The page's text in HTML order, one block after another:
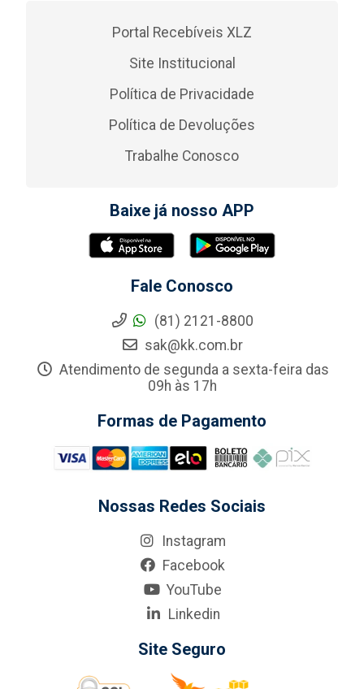
Portal Recebíveis XLZ
Site Institucional
Política de Privacidade
Política de Devoluções
Trabalhe Conosco
Baixe já nosso APP
Fale Conosco
(81) 2121-8800
sak@kk.com.br
Atendimento de segunda a sexta-feira das
09h às 17h
Formas de Pagamento
Nossas Redes Sociais
Instagram
Facebook
YouTube
Linkedin
Site Seguro